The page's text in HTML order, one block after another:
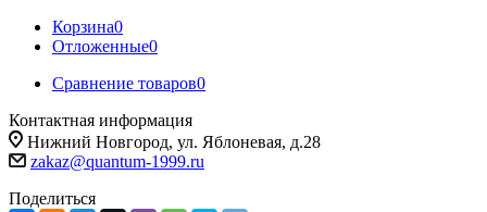
Корзина0
Отложенные0
Сравнение товаров0
Контактная информация
Нижний Новгород, ул. Яблоневая, д.28
zakaz@quantum-1999.ru
Поделиться